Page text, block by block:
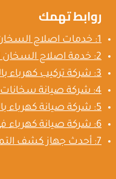
روابط تهمك
1: خدمات اصلاح السخان الكهربي بالرياض
2: خدمة اصلاح السخان الكهربي في الرياض
3: شركة تركيب كهرباء بالرياض
4: شركة صيانة سخانات كهربية في الرياض
5: شركة صيانة كهرباء بالرياض
6: شركة صيانة كهرباء في الرياض
7: أحدث جهاز كشف التماس الكهرباء